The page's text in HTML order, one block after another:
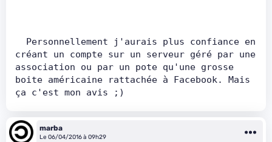
créant un compte sur un serveur géré par une
association ou par un pote qu'une grosse
boite américaine rattachée à Facebook. Mais
ça c'est mon avis ;)
marba
Le 06/04/2016 à 09h29